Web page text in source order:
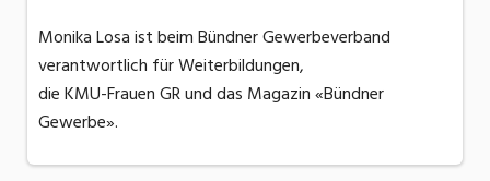
Monika Losa ist beim Bündner Gewerbeverband
verantwortlich für Weiterbildungen,
die KMU-Frauen GR und das Magazin «Bündner
Gewerbe».